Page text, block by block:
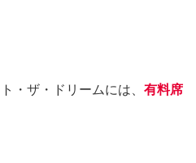
・ザ・ドリームには、 有料席